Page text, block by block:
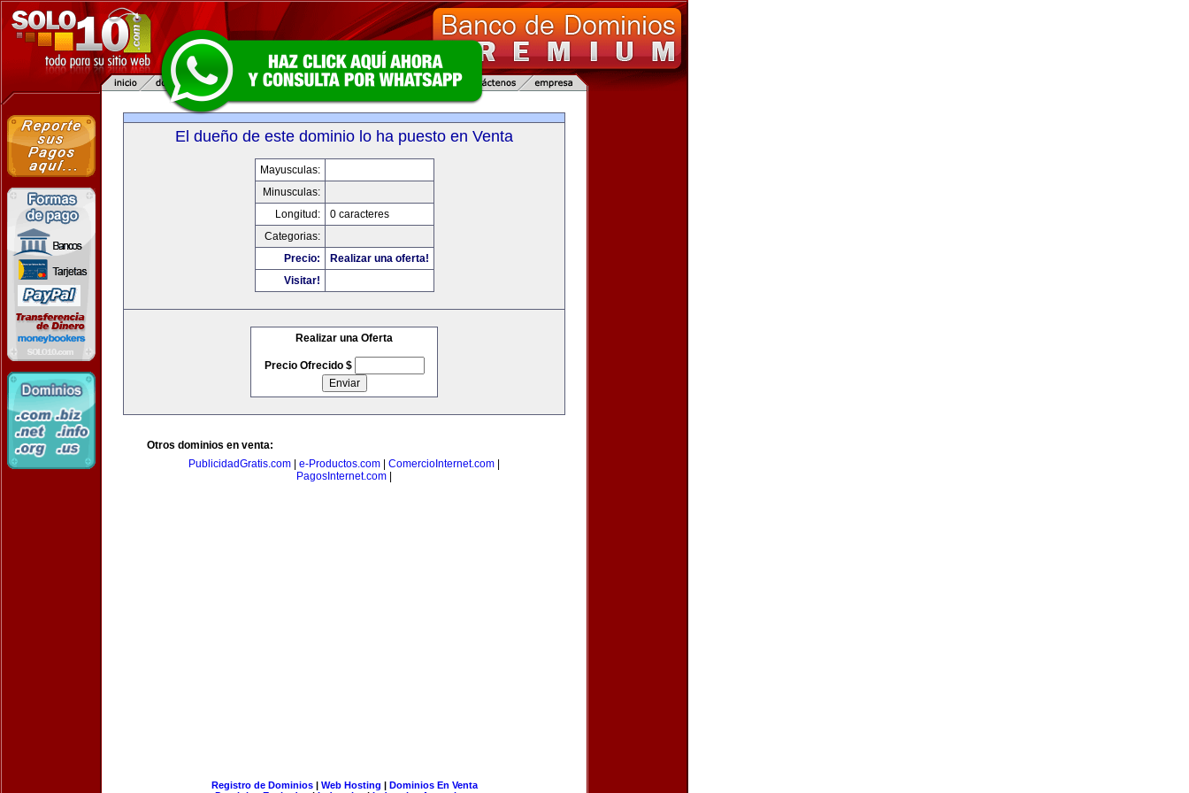
El dueño de este dominio lo ha puesto en Venta
Mayusculas:
Minusculas:
Longitud:
0 caracteres
Categorias:
Precio:
Realizar una oferta!
Visitar!
Realizar una Oferta
Precio Ofrecido $
Otros dominios en venta:
PublicidadGratis.com
e-Productos.com ComercioInternet.com
PagosInternet.com
Registro de Dominios| Web Hosting | Dominios En Venta